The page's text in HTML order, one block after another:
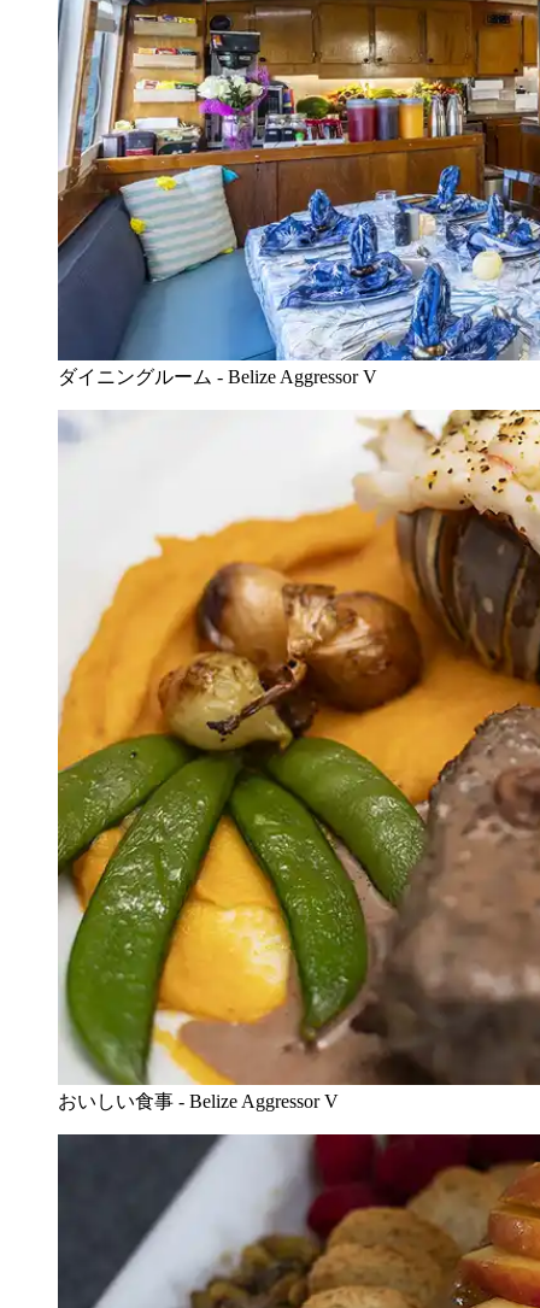
ダイニングルーム - Belize Aggressor V
おいしい食事 - Belize Aggressor V